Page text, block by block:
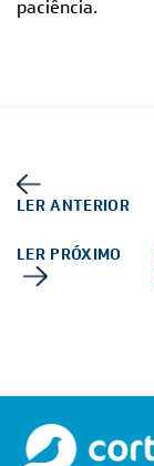
paciência.
LER ANTERIOR
LER PRÓXIMO